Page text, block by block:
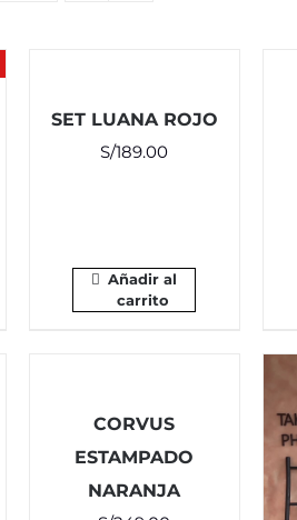
SET LUANA ROJO
S/189.00
Añadir al
carrito
CORVUS
ESTAMPADO
NARANJA